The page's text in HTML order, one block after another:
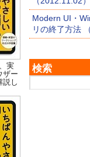
実
ザー
説し
Modern UI・
リの終了方法
検索